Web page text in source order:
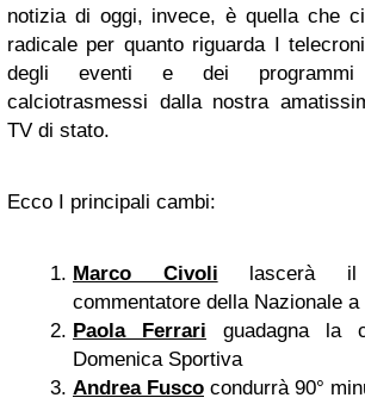
notizia di oggi, invece, è quella che
radicale per quanto riguarda I
degli eventi e dei programmi
calciotrasmessi dalla nostra
TV di stato.
Ecco I principali cambi:
Marco Civoli lascerà il
commentatore della Nazionale a
Paola Ferrari guadagna la
Domenica Sportiva
Andrea Fusco condurrà 90°